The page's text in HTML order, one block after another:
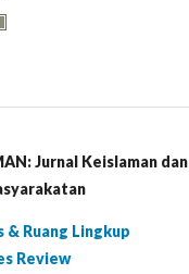
Jurnal Keislaman dan
& Ruang Lingkup
Review